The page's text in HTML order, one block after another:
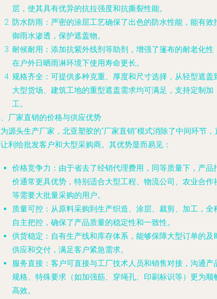
层，使其具有优异的抗拉强度和抗撕裂性能。
防水防雨：严密的涂层工艺确保了出色的防水性能，能有效
御雨水渗透，保护遮盖物。
耐候耐用：添加抗紫外线剂等助剂，增强了篷布的耐老化性
在户外日晒雨淋环境下使用寿命更长。
规格齐全：可提供多种克重、厚度和尺寸选择，从轻型遮盖
大型货场、建筑工地的重型遮盖需求均可满足，支持定制加
工。
厂家直销的价格与供应优势
源头生产厂家，北亚塑胶的“厂家直销”模式消除了中间环节，
利给批发客户和大型采购商。其优势显而易见：
价格竞争力：由于省去了经销代理费用，同等质量下，产品
价通常更具优势，特别适合大型工程、物流公司、农业合作
等需要大批量采购的用户。
质量可控：从原料采购到生产织造、涂层、裁剪、加工，全
自主把控，确保了产品质量的稳定性和一致性。
供货稳定：自有生产线和库存体系，能够保障大型订单的及
供应和交付，满足客户紧急需求。
服务直接：客户可直接与工厂技术人员和销售对接，沟通产
规格、特殊要求（如加强筋、穿绳孔、印刷标识等）更为顺
高效。